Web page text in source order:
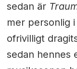
sedan är
mer personlig
ofrivilligt
sedan hennes